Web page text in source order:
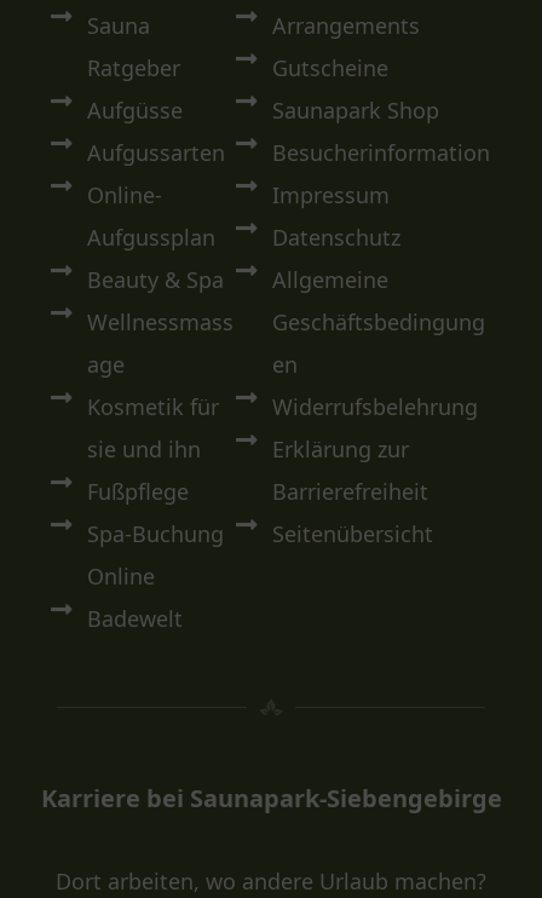
Sauna
Ratgeber
Aufgüsse
Aufgussarten
Online-
Aufgussplan
Beauty & Spa
Wellnessmass
age
Kosmetik für
sie und ihn
Fußpflege
Spa-Buchung
Online
Badewelt
Arrangements
Gutscheine
Saunapark Shop
Besucherinformation
Impressum
Datenschutz
Allgemeine
Geschäftsbedingung
en
Widerrufsbelehrung
Erklärung zur
Barrierefreiheit
Seitenübersicht
Karriere bei Saunapark-Siebengebirge
Dort arbeiten, wo andere Urlaub machen?